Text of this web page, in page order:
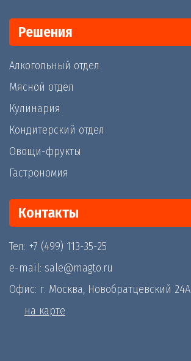
Решения
Алкогольный отдел
Мясной отдел
Кулинария
Кондитерский отдел
Овощи-фрукты
Гастрономия
Контакты
Тел: +7 (499) 113-35-25
e-mail: sale@magto.ru
Офис: г. Москва, Новобратцевский 24А
на карте